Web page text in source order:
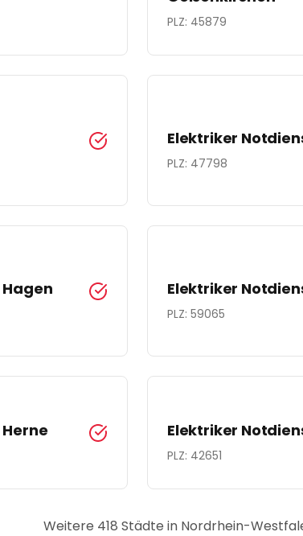
PLZ: 45879
Elektriker
PLZ: 47798
Hagen Elektriker
PLZ: 59065
Herne Elektriker
PLZ: 42651
Weitere 418 Städte in Nordrhein-